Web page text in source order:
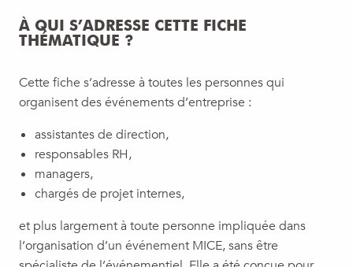
À QUI S’ADRESSE CETTE FICHE
THÉMATIQUE ?
Cette fiche s’adresse à toutes les personnes qui
organisent des événements d’entreprise :
assistantes de direction,
responsables RH,
managers,
chargés de projet internes,
et plus largement à toute personne impliquée dans
l’organisation d’un événement MICE, sans être